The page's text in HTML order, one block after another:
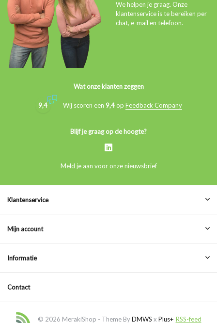
We helpen je graag. Onze
klantenservice is te bereiken per
chat, e-mail en telefoon.
Wat onze klanten zeggen
9,4 Wij scoren een 9,4op Feedback Company
Blijf je graag op de hoogte?
Meld je aan voor onze nieuwsbrief
Klantenservice
Mijn account
Informatie
Contact
© 2026 MerakiShop - Theme ByDMWS x Plus+ RSS-feed